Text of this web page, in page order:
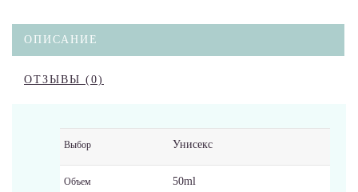
ОПИСАНИЕ
ОТЗЫВЫ (0)
Выбор Унисекс
Объем 50ml